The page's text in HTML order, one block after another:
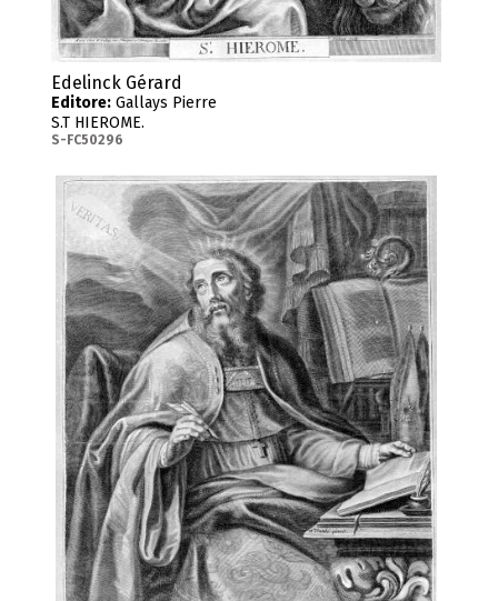
Edelinck Gérard
Editore: Gallays Pierre
S.T HIEROME.
S-FC50296